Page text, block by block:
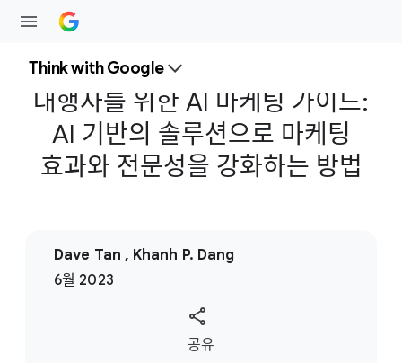
Think with Google
대행사를 위한 AI 마케팅 가이드:
AI 기반의 솔루션으로 마케팅
효과와 전문성을 강화하는 방법
Dave Tan , Khanh P. Dang
6월 2023
S
공유